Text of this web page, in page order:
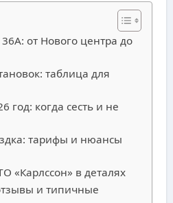
от Нового центра до
таблица для
год: когда сесть и не
тарифы и нюансы
«Карлссон» в деталях
и типичные